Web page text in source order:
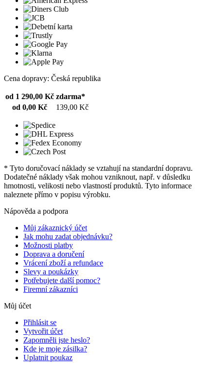
Cena dopravy: Česká republika
od 1 290,00 Kč zdarma*
od 0,00 Kč
139,00 Kč
* Tyto doručovací náklady se vztahují na standardní dopravu.
Dodatečné náklady však mohou vzniknout, např. v důsledku
hmotnosti, velikosti nebo vlastností produktů. Tyto informace
naleznete přímo v popisu výrobku.
Nápověda a podpora
Můj zákaznický účet
Jak mohu zadat objednávku?
Možnosti platby
Doprava a doručení
Vrácení zboží a refundace
Slevy a poukázky
Potřebujete další pomoc?
Firemní zákazníci
Můj účet
Přihlásit se
Vytvořit účet
Zapomněli jste heslo?
Kde je moje zásilka?
Uplatnit poukaz